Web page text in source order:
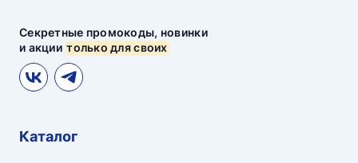
Секретные промокоды, новинки
и акциитолько для своих
Каталог